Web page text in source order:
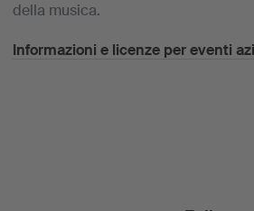
della musica.
Informazioni e licenze per eventi